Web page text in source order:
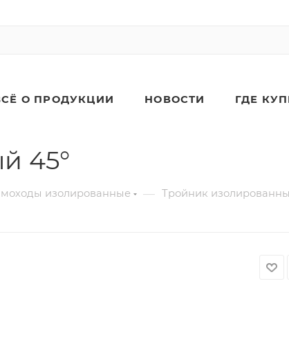
О ПРОДУКЦИИ НОВОСТИ ГДЕ
45°
изолированные — Тройник